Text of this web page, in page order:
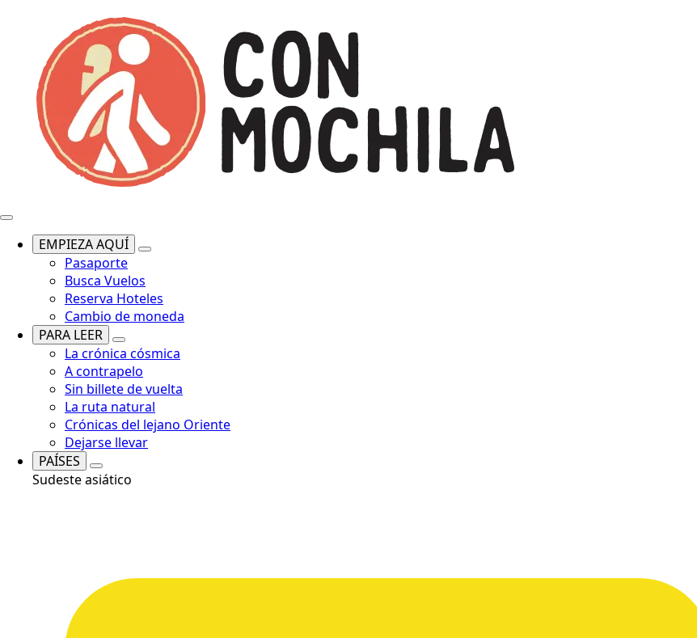
EMPIEZA AQUÍ
Pasaporte
Busca Vuelos
Reserva Hoteles
Cambio de moneda
PARA LEER
La crónica cósmica
A contrapelo
Sin billete de vuelta
La ruta natural
Crónicas del lejano Oriente
Dejarse llevar
PAÍSES
Sudeste asiático